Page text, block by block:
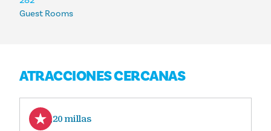
Guest Rooms
ATRACCIONES CERCANAS
0,20 millas